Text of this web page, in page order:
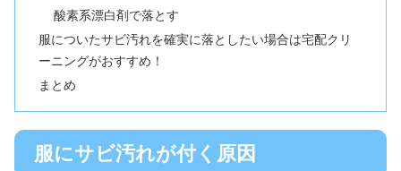
酸素系漂白剤で落とす
服についたサビ汚れを確実に落としたい場合は宅配クリ
ーニングがおすすめ！
まとめ
服にサビ汚れが付く原因